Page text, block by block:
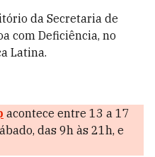
da Secretaria de
com Deficiência, no
Latina.
acontece entre 13 a 17
das 9h às 21h, e